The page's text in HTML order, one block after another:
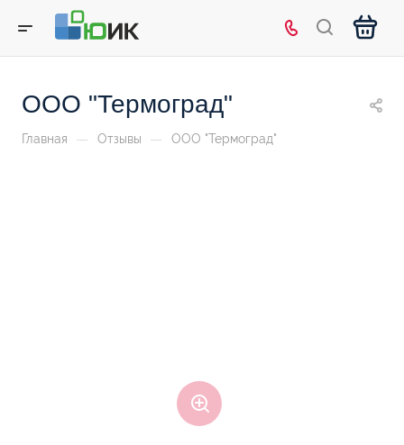
ООО "Термоград"
Главная — Отзывы — ООО "Термоград"